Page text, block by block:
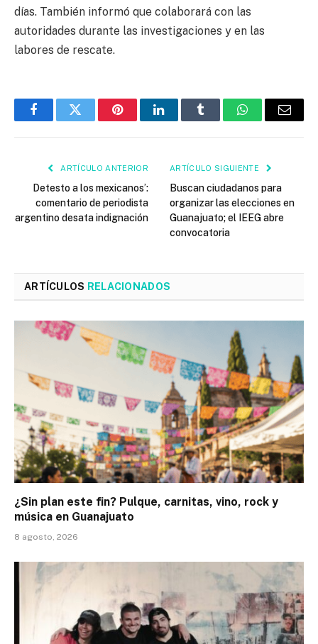
días. También informó que colaborará con las
autoridades durante las investigaciones y en las
labores de rescate.
FacebookTwitter PinterestLinkedInTumblr WhatsAppEmail
ARTÍCULO ANTERIOR
Detesto a los mexicanos’:
comentario de periodista
argentino desata indignación
ARTÍCULO SIGUIENTE
Buscan ciudadanos para
organizar las elecciones en
Guanajuato; el IEEG abre
convocatoria
ARTÍCULOS RELACIONADOS
¿Sin plan este fin? Pulque, carnitas, vino, rock y
música en Guanajuato
8 agosto, 2026